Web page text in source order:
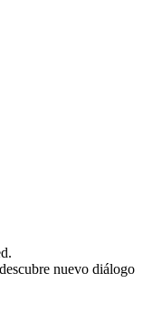
nuevo diálogo